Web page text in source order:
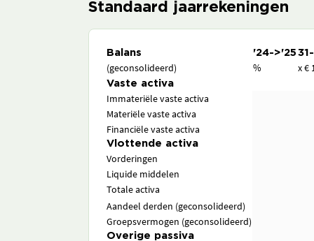
Standaard jaarrekeningen
Balans '24->'25
(geconsolideerd) % x €
Vaste activa
Immateriële vaste activa
Materiële vaste activa
Financiële vaste activa
Vlottende activa
Vorderingen
Liquide middelen
Totale activa
Aandeel derden (geconsolideerd)
Groepsvermogen (geconsolideerd)
Overige passiva